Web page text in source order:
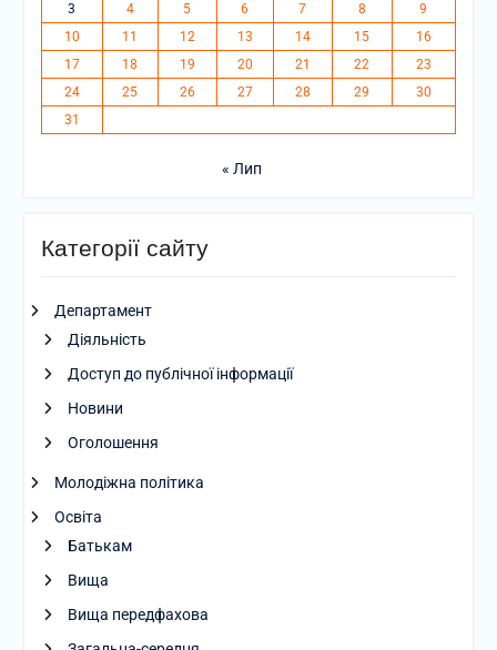
3
4 5 6 7 8
9
10
11 12 13 14 15
16
17
18 19 20 21 22
23
24
25 26 27 28 29
30
31
« Лип
Категорії сайту
Департамент
Діяльність
Доступ до публічної інформації
Новини
Оголошення
Молодіжна політика
Освіта
Батькам
Вища
Вища передфахова